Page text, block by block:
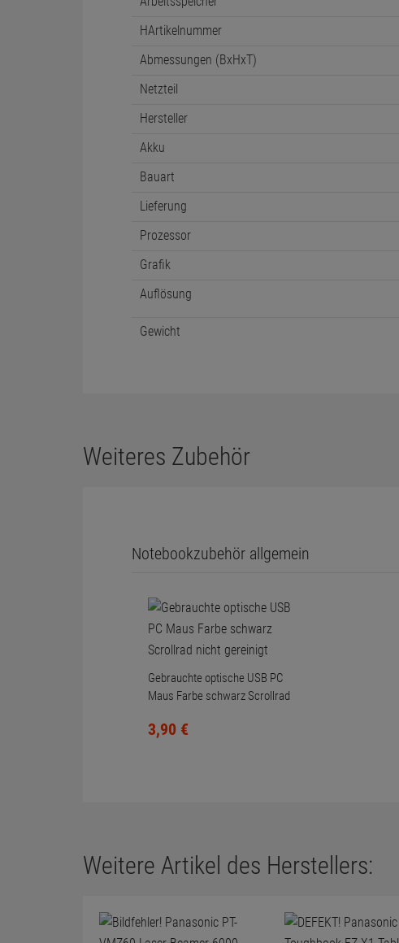
HArtikelnummer
Abmessungen (BxHxT)
Netzteil
Hersteller
Akku
Bauart
Lieferung
Prozessor
Grafik
Auflösung
Gewicht
Weiteres Zubehör
Notebookzubehör allgemein
Gebrauchte optische USB PC
Maus Farbe schwarz Scrollrad
3,90 €
Weitere Artikel des Herstellers: